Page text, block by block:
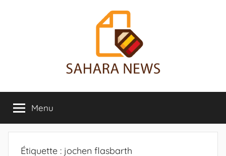
Sahara
News
sur
le
Sahara
révélée
Menu
Étiquette : jochen flasbarth